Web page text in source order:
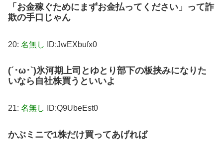
「お金稼ぐためにまずお金払ってください」って詐
欺の手口じゃん
20: 名無し ID:JwEXbufx0
(´･ω･`)氷河期上司とゆとり部下の板挟みになりた
いなら自社株買うといいよ
21: 名無し ID:Q9UbeEst0
かぶミニで1株だけ買ってあげれば